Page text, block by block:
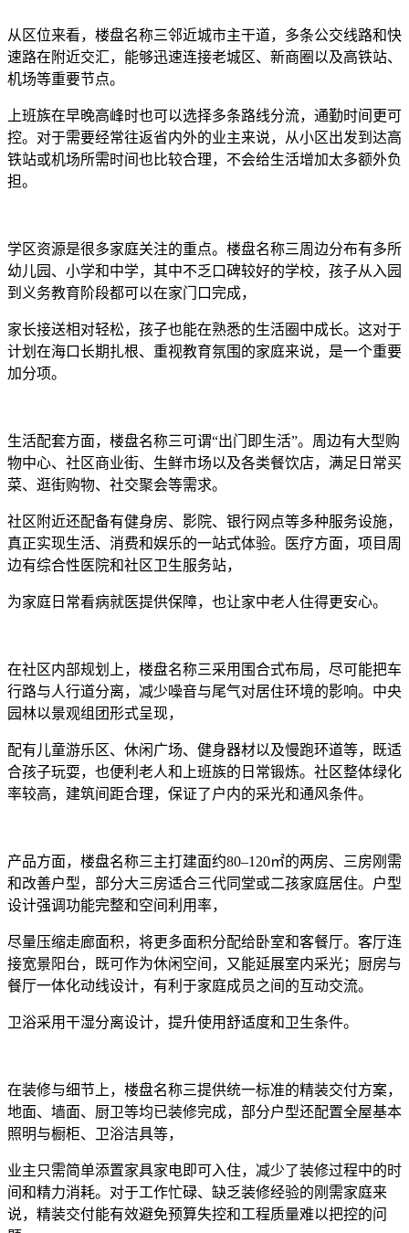
从区位来看，楼盘名称三邻近城市主干道，多条公交线路和快
速路在附近交汇，能够迅速连接老城区、新商圈以及高铁站、
机场等重要节点。
上班族在早晚高峰时也可以选择多条路线分流，通勤时间更可
控。对于需要经常往返省内外的业主来说，从小区出发到达高
铁站或机场所需时间也比较合理，不会给生活增加太多额外负
担。
学区资源是很多家庭关注的重点。楼盘名称三周边分布有多所
幼儿园、小学和中学，其中不乏口碑较好的学校，孩子从入园
到义务教育阶段都可以在家门口完成，
家长接送相对轻松，孩子也能在熟悉的生活圈中成长。这对于
计划在海口长期扎根、重视教育氛围的家庭来说，是一个重要
加分项。
生活配套方面，楼盘名称三可谓“出门即生活”。周边有大型购
物中心、社区商业街、生鲜市场以及各类餐饮店，满足日常买
菜、逛街购物、社交聚会等需求。
社区附近还配备有健身房、影院、银行网点等多种服务设施，
真正实现生活、消费和娱乐的一站式体验。医疗方面，项目周
边有综合性医院和社区卫生服务站，
为家庭日常看病就医提供保障，也让家中老人住得更安心。
在社区内部规划上，楼盘名称三采用围合式布局，尽可能把车
行路与人行道分离，减少噪音与尾气对居住环境的影响。中央
园林以景观组团形式呈现，
配有儿童游乐区、休闲广场、健身器材以及慢跑环道等，既适
合孩子玩耍，也便利老人和上班族的日常锻炼。社区整体绿化
率较高，建筑间距合理，保证了户内的采光和通风条件。
产品方面，楼盘名称三主打建面约80–120㎡的两房、三房刚需
和改善户型，部分大三房适合三代同堂或二孩家庭居住。户型
设计强调功能完整和空间利用率，
尽量压缩走廊面积，将更多面积分配给卧室和客餐厅。客厅连
接宽景阳台，既可作为休闲空间，又能延展室内采光；厨房与
餐厅一体化动线设计，有利于家庭成员之间的互动交流。
卫浴采用干湿分离设计，提升使用舒适度和卫生条件。
在装修与细节上，楼盘名称三提供统一标准的精装交付方案，
地面、墙面、厨卫等均已装修完成，部分户型还配置全屋基本
照明与橱柜、卫浴洁具等，
业主只需简单添置家具家电即可入住，减少了装修过程中的时
间和精力消耗。对于工作忙碌、缺乏装修经验的刚需家庭来
说，精装交付能有效避免预算失控和工程质量难以把控的问